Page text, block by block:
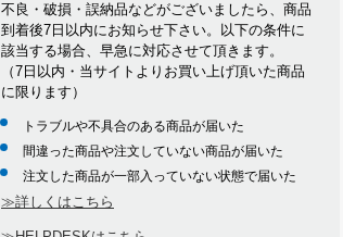
不良・破損・誤納品などがございましたら、商品
到着後7日以内にお知らせ下さい。以下の条件に
該当する場合、早急に対応させて頂きます。
（7日以内・当サイトよりお買い上げ頂いた商品
に限ります）
トラブルや不具合のある商品が届いた
間違った商品や注文していない商品が届いた
注文した商品が一部入っていない状態で届いた
≫詳しくはこちら